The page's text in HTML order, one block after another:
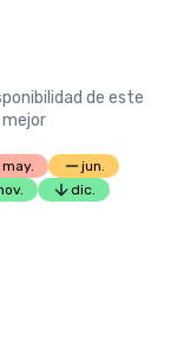
de este
may.
jun.
dic.